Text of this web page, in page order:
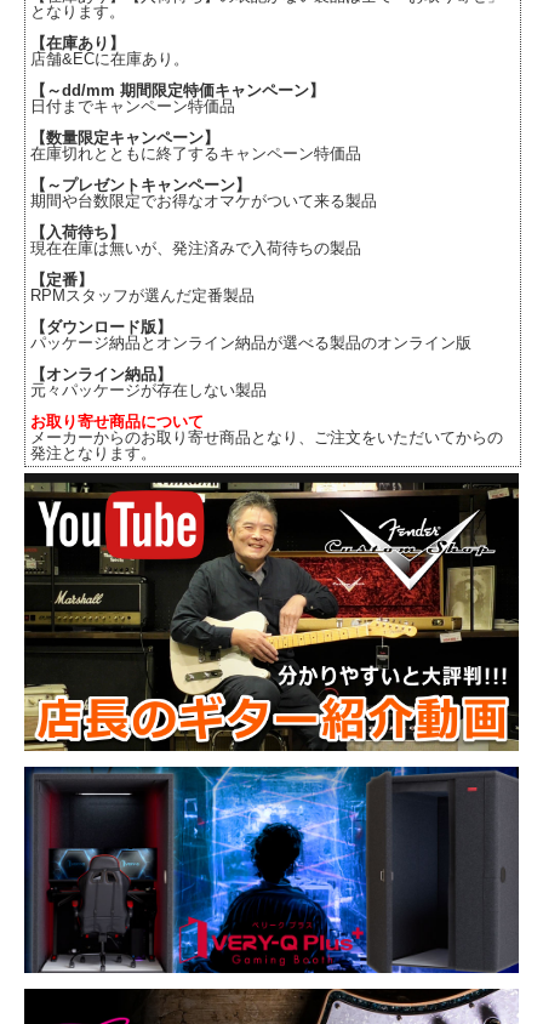
となります。
【在庫あり】
店舗&ECに在庫あり。
【～dd/mm 期間限定特価キャンペーン】
日付までキャンペーン特価品
【数量限定キャンペーン】
在庫切れとともに終了するキャンペーン特価品
【～プレゼントキャンペーン】
期間や台数限定でお得なオマケがついて来る製品
【入荷待ち】
現在在庫は無いが、発注済みで入荷待ちの製品
【定番】
RPMスタッフが選んだ定番製品
【ダウンロード版】
パッケージ納品とオンライン納品が選べる製品のオンライン版
【オンライン納品】
元々パッケージが存在しない製品
お取り寄せ商品について
メーカーからのお取り寄せ商品となり、ご注文をいただいてからの
発注となります。